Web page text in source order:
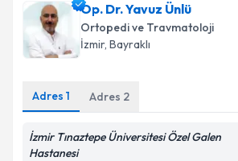
takvim hazırlandığında e-posta ile
E-posta Adresiniz
Metni'ni okudum ve kişisel
kapsamda işlenmesini kabul
Op. Dr. Yavuz Ünlü
Ortopedi ve Travmatoloji
İzmir, Bayraklı
Adres 1 Adres 2
İzmir Tınaztepe Üniversitesi Özel Galen
Hastanesi